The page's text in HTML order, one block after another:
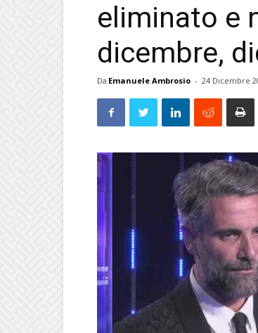
eliminato e
dicembre,
Da Emanuele Ambrosio - 24 Dicembre